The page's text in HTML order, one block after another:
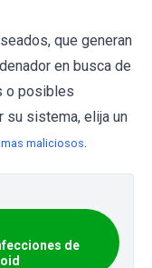
que generan
en busca de
o posibles
su sistema, elija un
maliciosos.
de